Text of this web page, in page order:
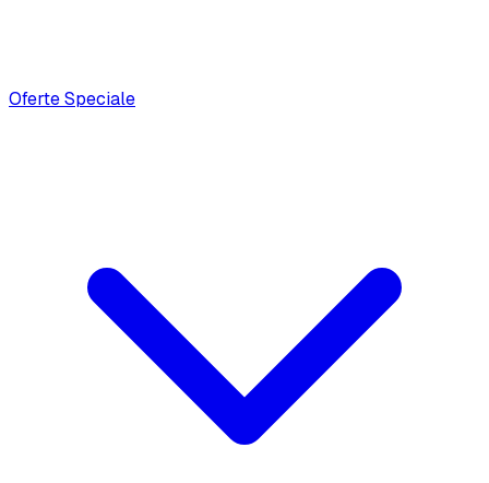
Oferte Speciale